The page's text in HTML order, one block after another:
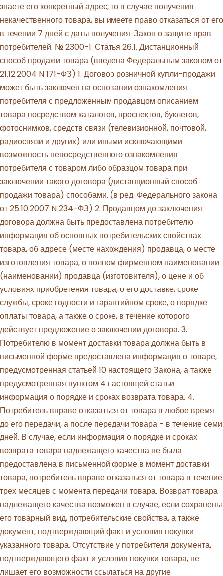
знаете его конкретный адрес, то в случае получения
некачественного товара, вы имеете право отказаться от его
в течении 7 дней с даты получения. Закон о защите прав
потребителей. № 2300-1. Статья 26.1. Дистанционный
способ продажи товара (введена Федеральным законом от
21.12.2004 N 171-ФЗ) 1. Договор розничной купли-продажи
может быть заключен на основании ознакомления
потребителя с предложенным продавцом описанием
товара посредством каталогов, проспектов, буклетов,
фотоснимков, средств связи (телевизионной, почтовой,
радиосвязи и других) или иными исключающими
возможность непосредственного ознакомления
потребителя с товаром либо образцом товара при
заключении такого договора (дистанционный способ
продажи товара) способами. (в ред. Федерального закона
от 25.10.2007 N 234-ФЗ) 2. Продавцом до заключения
договора должна быть предоставлена потребителю
информация об основных потребительских свойствах
товара, об адресе (месте нахождения) продавца, о месте
изготовления товара, о полном фирменном наименовании
(наименовании) продавца (изготовителя), о цене и об
условиях приобретения товара, о его доставке, сроке
службы, сроке годности и гарантийном сроке, о порядке
оплаты товара, а также о сроке, в течение которого
действует предложение о заключении договора. 3.
Потребителю в момент доставки товара должна быть в
письменной форме предоставлена информация о товаре,
предусмотренная статьей 10 настоящего Закона, а также
предусмотренная пунктом 4 настоящей статьи
информация о порядке и сроках возврата товара. 4.
Потребитель вправе отказаться от товара в любое время
до его передачи, а после передачи товара - в течение семи
дней. В случае, если информация о порядке и сроках
возврата товара надлежащего качества не была
предоставлена в письменной форме в момент доставки
товара, потребитель вправе отказаться от товара в течение
трех месяцев с момента передачи товара. Возврат товара
надлежащего качества возможен в случае, если сохранены
его товарный вид, потребительские свойства, а также
документ, подтверждающий факт и условия покупки
указанного товара. Отсутствие у потребителя документа,
подтверждающего факт и условия покупки товара, не
лишает его возможности ссылаться на другие